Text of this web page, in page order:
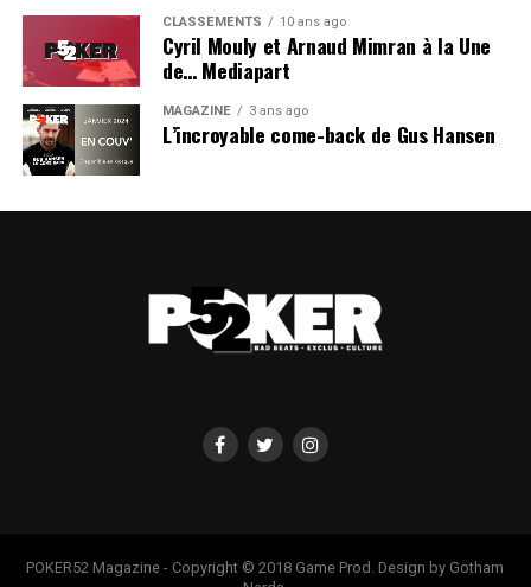
CLASSEMENTS 10 ans ago
Cyril Mouly et Arnaud Mimran à la Une
de… Mediapart
MAGAZINE 3 ans ago
L’incroyable come-back de Gus Hansen
POKER52 Magazine - Copyright © 2018 Game Prod. Design by Gotham